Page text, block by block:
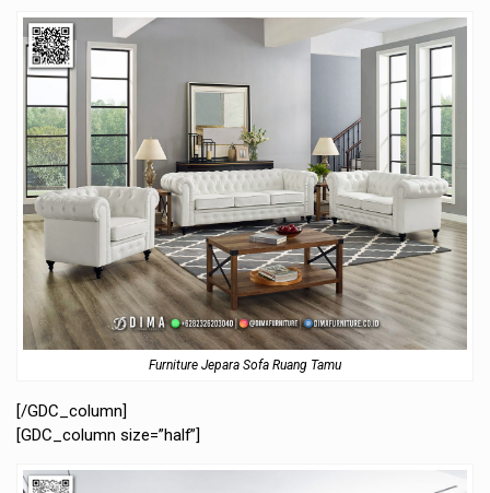
Furniture Jepara Sofa Ruang Tamu
[/GDC_column]
[GDC_column size=”half”]